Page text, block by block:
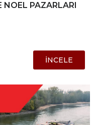
NOEL PAZARLARI
İNCELE